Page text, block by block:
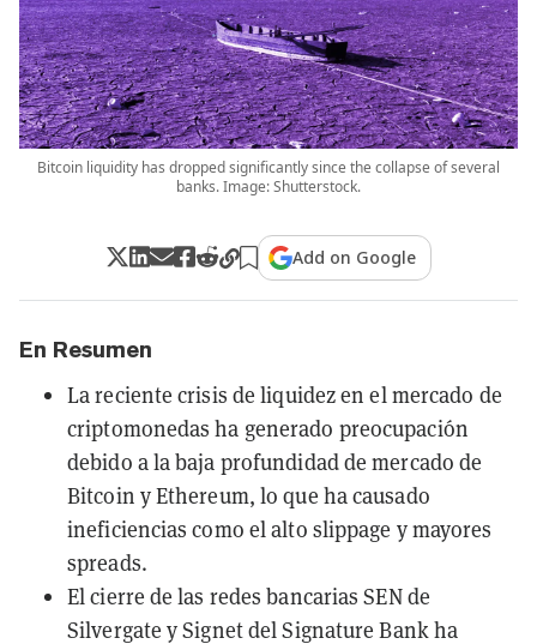
Bitcoin liquidity has dropped significantly since the collapse of several
banks. Image: Shutterstock.
Add on Google
En Resumen
La reciente crisis de liquidez en el mercado de
criptomonedas ha generado preocupación
debido a la baja profundidad de mercado de
Bitcoin y Ethereum, lo que ha causado
ineficiencias como el alto slippage y mayores
spreads.
El cierre de las redes bancarias SEN de
Silvergate y Signet del Signature Bank ha